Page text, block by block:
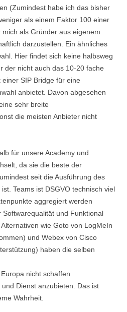
(Zumindest habe ich das bisher
als einem Faktor 100 einer
als Gründer aus eigenem
darzustellen. Ein ähnliches
Hier findet sich keine halbsweg
der nicht auch das 10-20 fache
SIP Bridge für eine
anbietet. Davon abgesehen
sehr breite
die meisten Anbieter nicht
für unsere Academy und
da sie die beste der
seit die Ausführung des
Teams ist DSGVO technisch viel
aggregiert werden
und Funktional
wie Goto von LogMeIn
und Webex von Cisco
haben die selben
nicht schaffen
Dienst anzubieten. Das ist
Wahrheit.